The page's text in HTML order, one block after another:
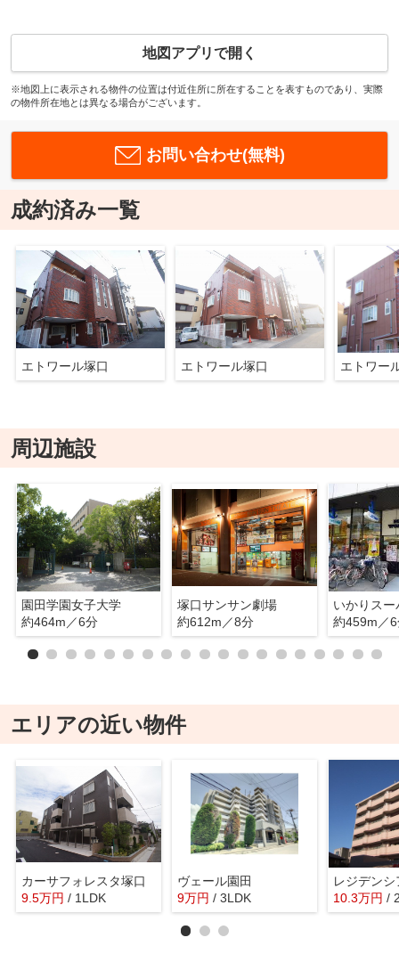
地図アプリで開く
※地図上に表示される物件の位置は付近住所に所在することを表すものであり、実際
の物件所在地とは異なる場合がございます。
お問い合わせ(無料)
成約済み一覧
エトワール塚口 エトワール塚口 エトワー
周辺施設
園田学園女子大学
約464m／6分
塚口サンサン劇場
約612m／8分
約459m／
エリアの近い物件
カーサフォレスタ塚口
9.5万円 / 1LDK
ヴェール園田
9万円 / 3LDK
レジデンシ
10.3万円 /